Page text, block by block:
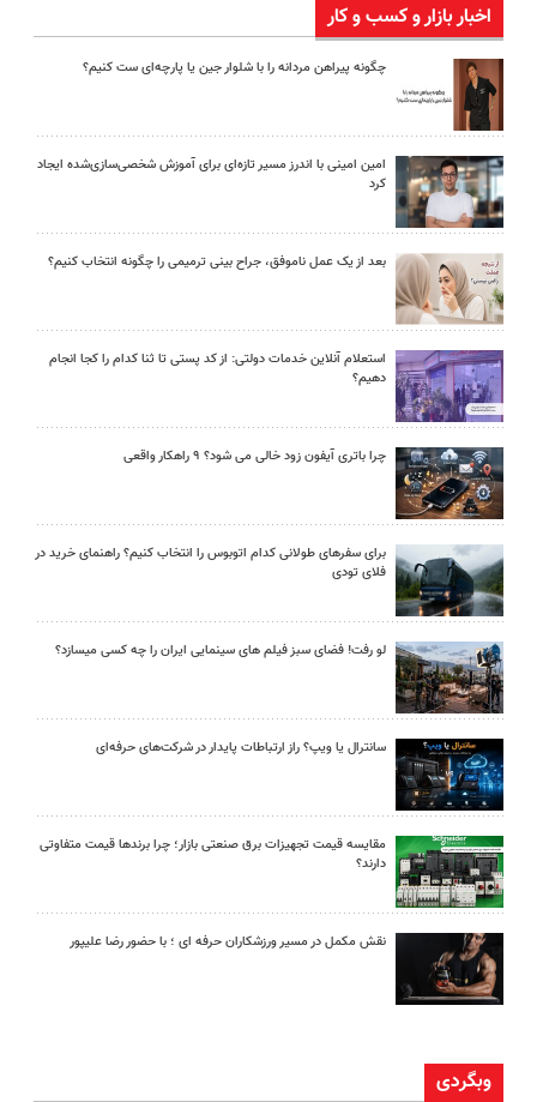
اخبار بازار و کسب و کار
چگونه پیراهن مردانه را با شلوار جین یا پارچه‌ای ست کنیم؟
امین امینی با اندرز مسیر تازه‌ای برای آموزش شخصی‌سازی‌شده ایجاد
کرد
بعد از یک عمل ناموفق، جراح بینی ترمیمی را چگونه انتخاب کنیم؟
استعلام آنلاین خدمات دولتی: از کد پستی تا ثنا کدام را کجا انجام
دهیم؟
چرا باتری آیفون زود خالی می شود؟ ۹ راهکار واقعی
برای سفرهای طولانی کدام اتوبوس را انتخاب کنیم؟ راهنمای خرید در
فلای تودی
لو رفت! فضای سبز فیلم های سینمایی ایران را چه کسی میسازد؟
سانترال یا ویپ؟ راز ارتباطات پایدار در شرکت‌های حرفه‌ای
مقایسه قیمت تجهیزات برق صنعتی بازار؛ چرا برندها قیمت متفاوتی
دارند؟
نقش مکمل در مسیر ورزشکاران حرفه ای ؛ با حضور رضا علیپور
وبگردی